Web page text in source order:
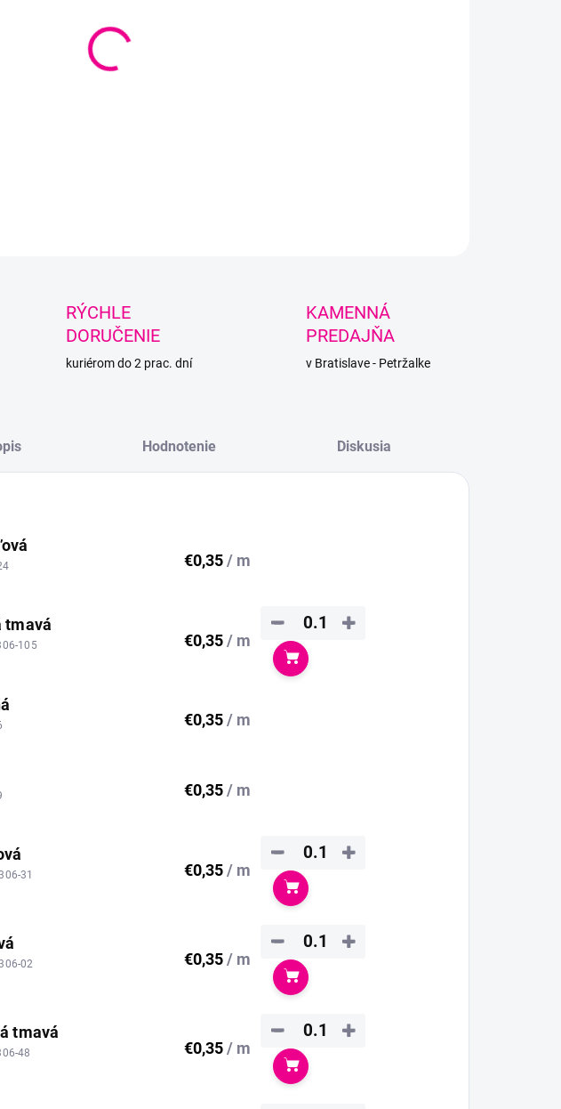
RÝCHLE
DORUČENIE
kuriérom do 2 prac. dní
KAMENNÁ
PREDAJŇA
v Bratislave - Petržalke
Hodnotenie Diskusia
€0,35/ m
tmavá
105
€0,35/ m
+
−
Do košíka
€0,35/ m
€0,35/ m
31
€0,35/ m
+
−
Do košíka
02
€0,35/ m
+
−
Do košíka
tmavá
48
€0,35/ m
+
−
Do košíka